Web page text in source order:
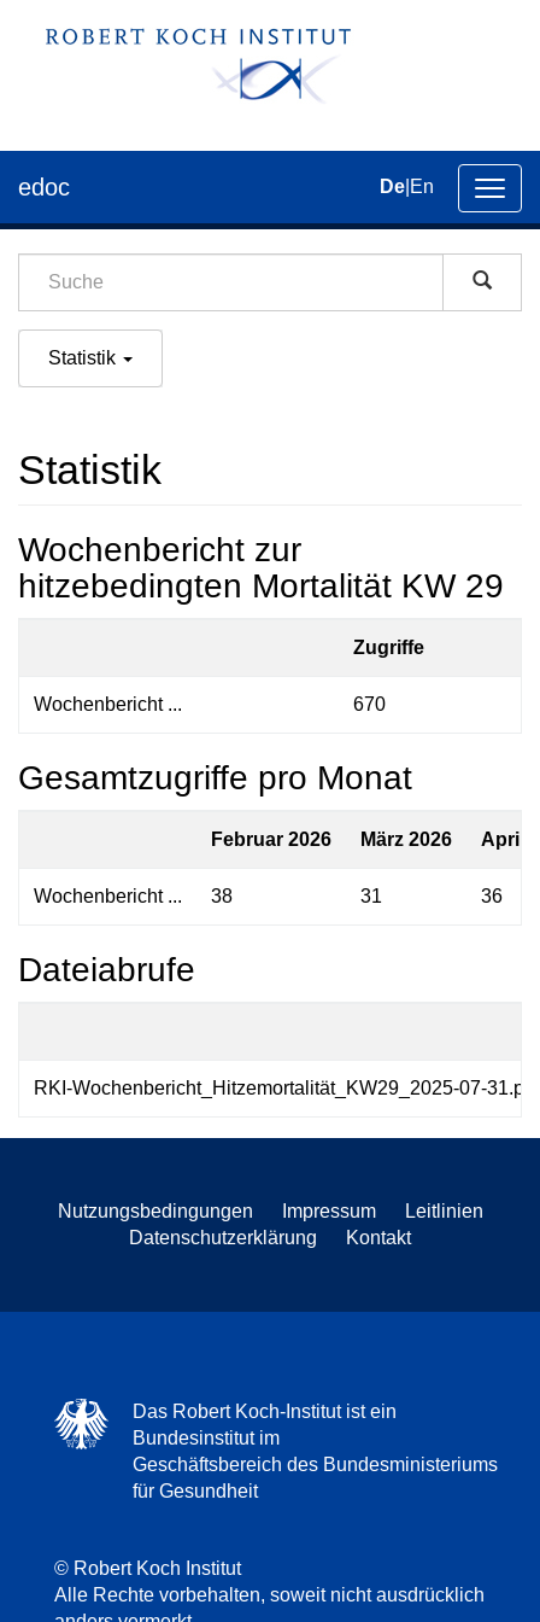
der
edoc De En
Statistik
Statistik
Wochenbericht zur
hitzebedingten Mortalität KW 29
Zugriffe
Wochenbericht ... 670
Gesamtzugriffe pro Monat
Februar 2026 März 2026 April
Wochenbericht ... 38 31 36
Dateiabrufe
RKI-Wochenbericht_Hitzemortalität_KW29_2025-07-31.pdf
Nutzungsbedingungen Impressum
Leitlinien
Datenschutzerklärung
Kontakt
Das Robert Koch-Institut ist ein
Bundesinstitut im
Geschäftsbereich des Bundesministeriums
für Gesundheit
© Robert Koch Institut
Alle Rechte vorbehalten, soweit nicht ausdrücklich